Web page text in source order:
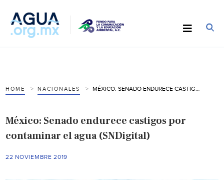
HOME NACIONALES
México: Senado endurece castigos por
contaminar el agua (SNDigital)
22 NOVIEMBRE 2019